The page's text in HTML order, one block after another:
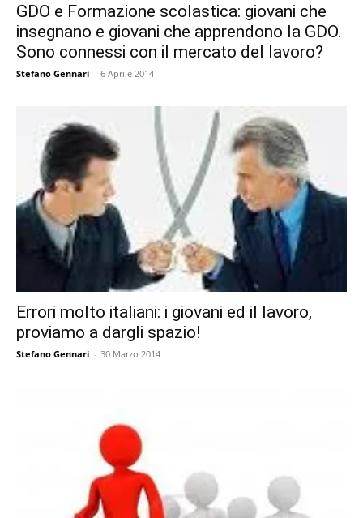
GDO e Formazione scolastica: giovani che
insegnano e giovani che apprendono la GDO.
Sono connessi con il mercato del lavoro?
Stefano Gennari - 6 Aprile 2014
Errori molto italiani: i giovani ed il lavoro,
proviamo a dargli spazio!
Stefano Gennari - 30 Marzo 2014